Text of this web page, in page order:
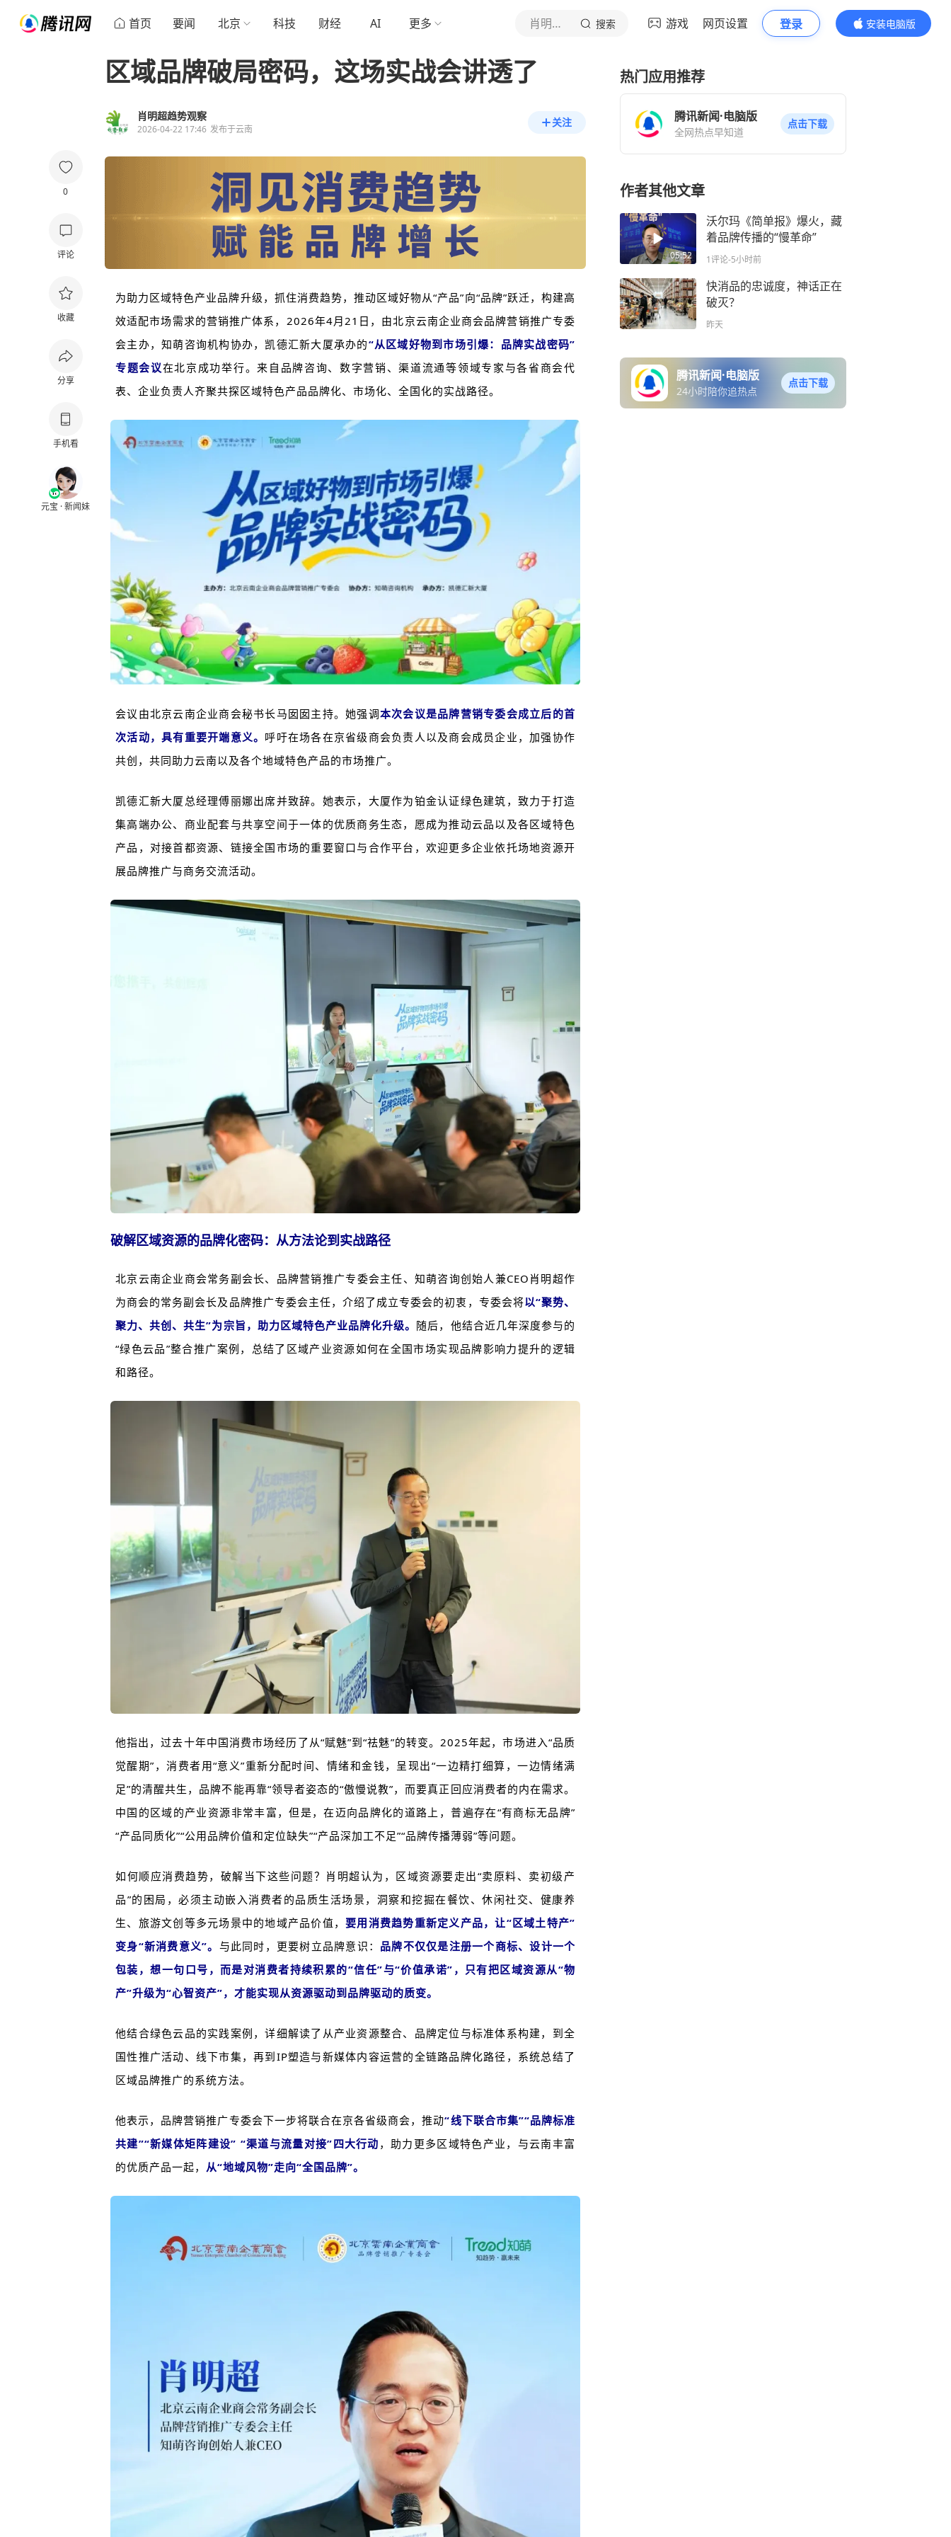
首页 要闻 北京 科技 财经 AI 更多 肖明超趋势观察 搜索 游戏 网页设置 登录
安装电脑版
内容更精彩
0
评论
收藏
分享
手机看
元宝 · 新闻妹
区域品牌破局密码，这场实战会讲透了
肖明超趋势观察
2026-04-22 17:46 发布于云南
关注
为助力区域特色产业品牌升级，抓住消费趋势，推动区域好物从“产品”向“品牌”跃迁，构建高
效适配市场需求的营销推广体系， 2026年4月21日，由北京云南企业商会品牌营销推广专委
会主办，知萌咨询机构协办，凯德汇新大厦承办的“从区域好物到市场引爆：品牌实战密码”
专题会议在北京成功举行。来自品牌咨询、数字营销、渠道流通等领域专家与各省商会代
表、企业负责人齐聚共探区域特色产品品牌化、市场化、全国化的实战路径。
会议由北京云南企业商会秘书长马囡囡主持。她强调本次会议是品牌营销专委会成立后的首
次活动，具有重要开端意义。 呼吁在场各在京省级商会负责人以及商会成员企业，加强协作
共创，共同助力云南以及各个地域特色产品的市场推广。
凯德汇新大厦总经理傅丽娜出席并致辞。她表示，大厦作为铂金认证绿色建筑，致力于打造
集高端办公、商业配套与共享空间于一体的优质商务生态，愿成为推动云品以及各区域特色
产品，对接首都资源、链接全国市场的重要窗口与合作平台，欢迎更多企业依托场地资源开
展品牌推广与商务交流活动。
破解区域资源的品牌化密码：从方法论到实战路径
北京云南企业商会常务副会长、品牌营销推广专委会主任、知萌咨询创始人兼CEO肖明超作
为商会的常务副会长及品牌推广专委会主任，介绍了成立专委会的初衷，专委会将以“聚势、
聚力、共创、共生”为宗旨，助力区域特色产业品牌化升级。 随后，他结合近几年深度参与的
“绿色云品”整合推广案例，总结了区域产业资源如何在全国市场实现品牌影响力提升的逻辑
和路径。
他指出，过去十年中国消费市场经历了从“赋魅”到“祛魅”的转变。2025年起，市场进入“品质
觉醒期”，消费者用“意义”重新分配时间、情绪和金钱，呈现出“一边精打细算，一边情绪满
足”的清醒共生，品牌不能再靠“领导者姿态的“傲慢说教”，而要真正回应消费者的内在需求。
中国的区域的产业资源非常丰富，但是，在迈向品牌化的道路上，普遍存在“有商标无品牌”
“产品同质化”“公用品牌价值和定位缺失”“产品深加工不足”“品牌传播薄弱”等问题。
如何顺应消费趋势，破解当下这些问题？肖明超认为，区域资源要走出“卖原料、卖初级产
品”的困局，必须主动嵌入消费者的品质生活场景，洞察和挖掘在餐饮、休闲社交、健康养
生、旅游文创等多元场景中的地域产品价值， 要用消费趋势重新定义产品，让“区域土特产”
变身“新消费意义”。 与此同时，更要树立品牌意识： 品牌不仅仅是注册一个商标、设计一个
包装，想一句口号，而是对消费者持续积累的“信任”与“价值承诺”，只有把区域资源从“物
产”升级为“心智资产”，才能实现从资源驱动到品牌驱动的质变。
他结合绿色云品的实践案例，详细解读了从产业资源整合、品牌定位与标准体系构建，到全
国性推广活动、线下市集，再到IP塑造与新媒体内容运营的全链路品牌化路径，系统总结了
区域品牌推广的系统方法。
他表示，品牌营销推广专委会下一步将联合在京各省级商会，推动“线下联合市集”“品牌标准
共建”“新媒体矩阵建设” “渠道与流量对接”四大行动 ，助力更多区域特色产业，与云南丰富
的优质产品一起， 从“地域风物”走向“全国品牌”。
热门应用推荐
腾讯新闻·电脑版
全网热点早知道
点击下载
作者其他文章
05:52
沃尔玛《简单报》爆火，藏
着品牌传播的“慢革命”
1评论-5小时前
快消品的忠诚度，神话正在
破灭？
昨天
腾讯新闻·电脑版
24小时陪你追热点
点击下载